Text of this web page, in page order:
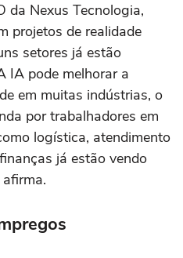
da Nexus Tecnologia,
projetos de realidade
setores já estão
IA pode melhorar a
em muitas indústrias, o
por trabalhadores em
logística, atendimento
já estão vendo